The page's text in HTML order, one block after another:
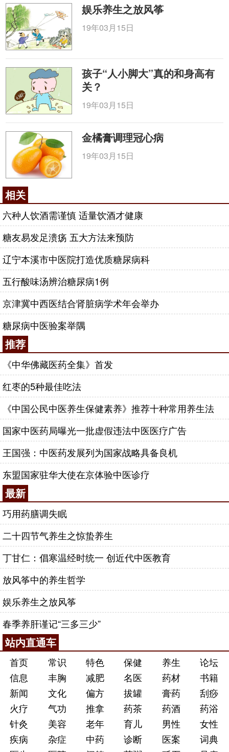
娱乐养生之放风筝
19年03月15日
孩子“人小脚大”真的和身高有
关？
19年03月15日
金橘膏调理冠心病
19年03月15日
相关
六种人饮酒需谨慎 适量饮酒才健康
糖友易发足溃疡 五大方法来预防
辽宁本溪市中医院打造优质糖尿病科
五行酸味汤辨治糖尿病1例
京津冀中西医结合肾脏病学术年会举办
糖尿病中医验案举隅
推荐
《中华佛藏医药全集》首发
红枣的5种最佳吃法
《中国公民中医养生保健素养》推荐十种常用养生法
国家中医药局曝光一批虚假违法中医医疗广告
王国强：中医药发展列为国家战略具备良机
东盟国家驻华大使在京体验中医诊疗
最新
巧用药膳调失眠
二十四节气养生之惊蛰养生
丁甘仁：倡寒温经时统一 创近代中医教育
放风筝中的养生哲学
娱乐养生之放风筝
春季养肝谨记“三多三少”
站内直通车
首页 常识 特色 保健 养生
论坛
信息
丰胸 减肥 名医 药材
书籍
新闻
文化 偏方 拔罐 膏药
刮痧
火疗
气功 推拿 药茶 药酒
药浴
针灸
美容 老年 育儿 男性
女性
疾病
杂症 中药 诊断 医案
词典